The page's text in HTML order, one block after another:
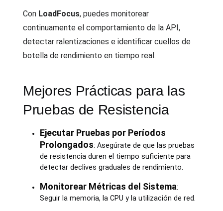
Con LoadFocus, puedes monitorear
continuamente el comportamiento de la API,
detectar ralentizaciones e identificar cuellos de
botella de rendimiento en tiempo real.
Mejores Prácticas para las
Pruebas de Resistencia
Ejecutar Pruebas por Períodos
Prolongados: Asegúrate de que las pruebas
de resistencia duren el tiempo suficiente para
detectar declives graduales de rendimiento.
Monitorear Métricas del Sistema:
Seguir la memoria, la CPU y la utilización de red.